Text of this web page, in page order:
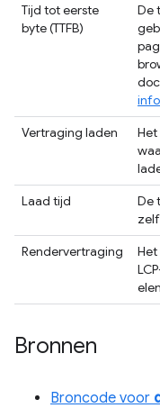
Tijd tot eerste
byte (TTFB)
De
Vertraging laden
Het
Laad tijd
De
Rendervertraging
Bronnen
Broncode voor